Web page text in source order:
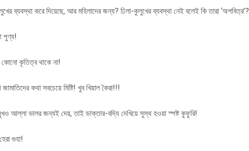
ব্যবস্থা করে দিয়েছে, আর মহিলাদের জন্য? ঢিলা-কুলুখের ব্যবস্থা নেই বলেই কি তারা ‘অপবিত্র’?
পুণ্য!
কৃতিত্ব থাকে না!
কথা সবচেয়ে মিষ্টি! খুব খিয়াল কৈরা!!!
আল্লা ভালর জন্যই দেয়, তাই ডাক্তার-বদ্যি দেখিয়ে সুস্থ হওয়া স্পষ্ট কুফুরি!
গুহা!